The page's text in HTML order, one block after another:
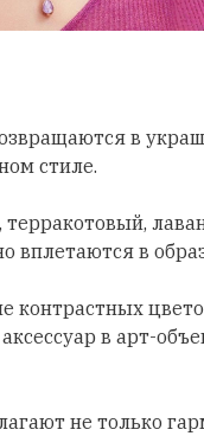
в
стиле.
терракотовый,
вплетаются в
контрастных
в арт-
не только